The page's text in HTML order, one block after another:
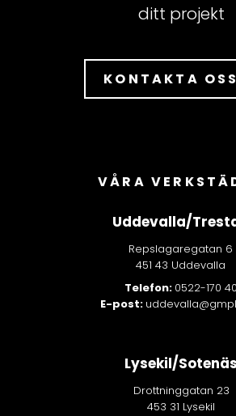
ditt projekt
KONTAKTA OSS
VÅRA
Uddevalla/
Repslagaregatan 6
451 43 Uddevalla
Telefon: 0522-170 40
E-post:
Lysekil/Sotenäs
Drottninggatan 23
453 31 Lysekil